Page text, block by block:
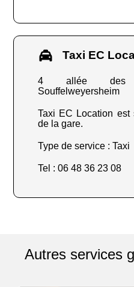
Taxi EC
4 allée des
Souffelweyersheim
Taxi EC Location
de la gare.
Type de service : Taxi
Tel : 06 48 36 23 08
Autres services